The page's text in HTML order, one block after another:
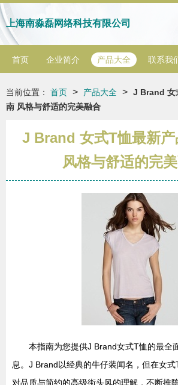
上海南淼磊网络科技有限公司
首页 企业简介 产品大全 联系我
当前位置： 首页 > 产品大全 > J Brand 女
南 风格与舒适的完美融合
J Brand 女式T恤最新产
风格与舒适的完
本指南为您提供J Brand女式T恤的最全
息。J Brand以经典的牛仔装闻名，但在女
对品质与简约的高级街头风的理解，不断推